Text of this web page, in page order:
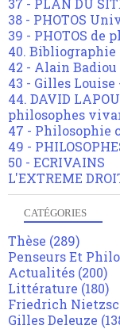
37 - PLAN DU
38 - PHOTOS
39 - PHOTOS de
40. Bibliographie
42 - Alain Badiou
43 - Gilles
44. DAVID
philosophes
47 - Philosophie
49 -
50 - ECRIVAINS
L'EXTREME
CATÉGORIES
Thèse (289)
Penseurs Et
Actualités (200)
Littérature (180)
Friedrich
Gilles Deleuze